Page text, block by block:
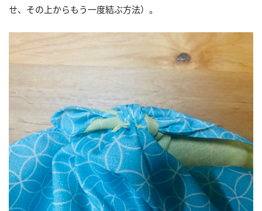
せ、その上からもう一度結ぶ方法）。